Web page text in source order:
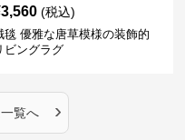
3,560 (税込)
毯 優雅な唐草模様の装飾的
ビングラグ
覧へ ›